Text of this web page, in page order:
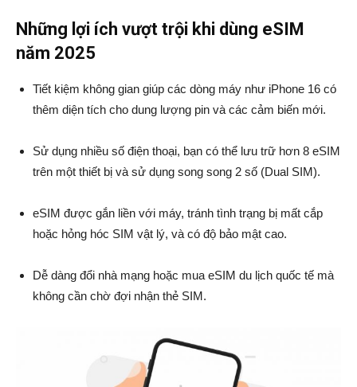
Những lợi ích vượt trội khi dùng eSIM
năm 2025
Tiết kiệm không gian giúp các dòng máy như iPhone 16 có
thêm diện tích cho dung lượng pin và các cảm biến mới.
Sử dụng nhiều số điện thoại, bạn có thể lưu trữ hơn 8 eSIM
trên một thiết bị và sử dụng song song 2 số (Dual SIM).
eSIM được gắn liền với máy, tránh tình trạng bị mất cắp
hoặc hỏng hóc SIM vật lý, và có độ bảo mật cao.
Dễ dàng đổi nhà mạng hoặc mua eSIM du lịch quốc tế mà
không cần chờ đợi nhận thẻ SIM.